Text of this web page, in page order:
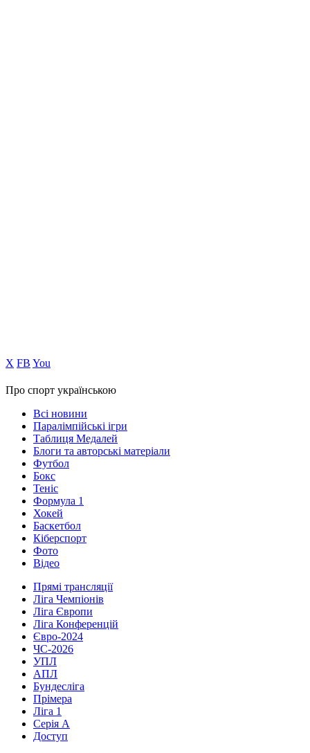
Х FB You
Про спорт українською
Всі новини
Паралімпійські ігри
Таблиця Медалей
Блоги та авторські матеріали
Футбол
Бокс
Теніс
Формула 1
Хокей
Баскетбол
Кіберспорт
Фото
Відео
Прямі трансляції
Ліга Чемпіонів
Ліга Європи
Ліга Конференцій
Євро-2024
ЧС-2026
УПЛ
АПЛ
Бундесліга
Прімера
Ліга 1
Серія А
Доступ